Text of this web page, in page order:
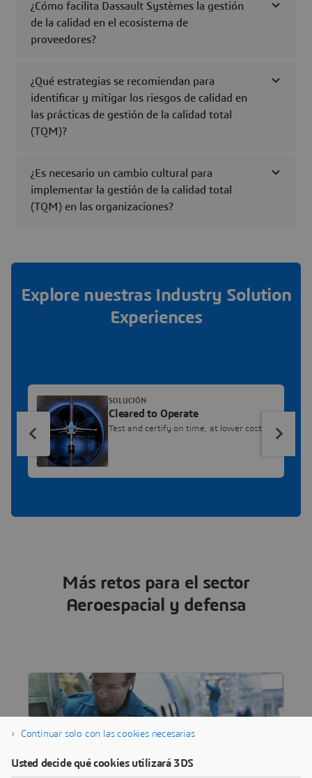
¿Cómo facilita Dassault Systèmes la gestión
de la calidad en el ecosistema de
proveedores?
¿Qué estrategias se recomiendan para
identificar y mitigar los riesgos de calidad en
las prácticas de gestión de la calidad total
(TQM)?
¿Es necesario un cambio cultural para
implementar la gestión de la calidad total
(TQM) en las organizaciones?
Explore nuestras Industry Solution
Experiences
Cleared to Operate
Test and certify on time, at lower cost
SOLUCIÓN
Más retos para el sector
Aeroespacial y defensa
Continuar solo con las cookies necesarias
Usted decide qué cookies utilizará 3DS